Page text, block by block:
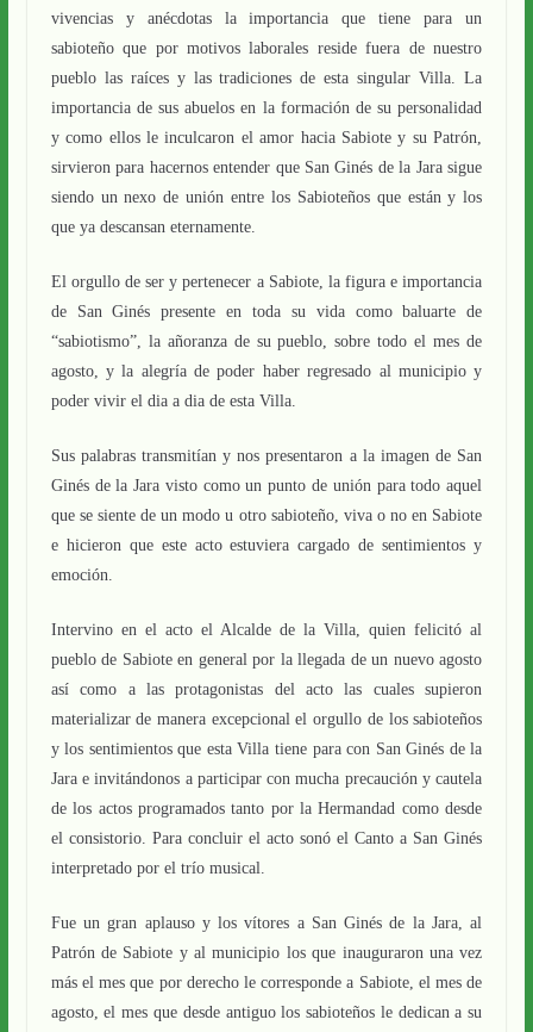
vivencias y anécdotas la importancia que tiene para un
sabioteño que por motivos laborales reside fuera de nuestro
pueblo las raíces y las tradiciones de esta singular Villa. La
importancia de sus abuelos en la formación de su personalidad
y como ellos le inculcaron el amor hacia Sabiote y su Patrón,
sirvieron para hacernos entender que San Ginés de la Jara sigue
siendo un nexo de unión entre los Sabioteños que están y los
que ya descansan eternamente.
El orgullo de ser y pertenecer a Sabiote, la figura e importancia
de San Ginés presente en toda su vida como baluarte de
“sabiotismo”, la añoranza de su pueblo, sobre todo el mes de
agosto, y la alegría de poder haber regresado al municipio y
poder vivir el dia a dia de esta Villa.
Sus palabras transmitían y nos presentaron a la imagen de San
Ginés de la Jara visto como un punto de unión para todo aquel
que se siente de un modo u otro sabioteño, viva o no en Sabiote
e hicieron que este acto estuviera cargado de sentimientos y
emoción.
Intervino en el acto el Alcalde de la Villa, quien felicitó al
pueblo de Sabiote en general por la llegada de un nuevo agosto
así como a las protagonistas del acto las cuales supieron
materializar de manera excepcional el orgullo de los sabioteños
y los sentimientos que esta Villa tiene para con San Ginés de la
Jara e invitándonos a participar con mucha precaución y cautela
de los actos programados tanto por la Hermandad como desde
el consistorio. Para concluir el acto sonó el Canto a San Ginés
interpretado por el trío musical.
Fue un gran aplauso y los vítores a San Ginés de la Jara, al
Patrón de Sabiote y al municipio los que inauguraron una vez
más el mes que por derecho le corresponde a Sabiote, el mes de
agosto, el mes que desde antiguo los sabioteños le dedican a su